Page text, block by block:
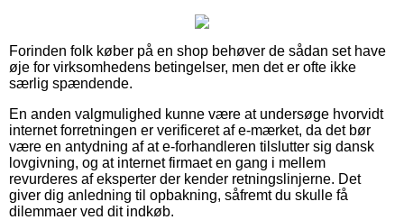
Forinden folk køber på en shop behøver de sådan set have
øje for virksomhedens betingelser, men det er ofte ikke
særlig spændende.
En anden valgmulighed kunne være at undersøge hvorvidt
internet forretningen er verificeret af e-mærket, da det bør
være en antydning af at e-forhandleren tilslutter sig dansk
lovgivning, og at internet firmaet en gang i mellem
revurderes af eksperter der kender retningslinjerne. Det
giver dig anledning til opbakning, såfremt du skulle få
dilemmaer ved dit indkøb.